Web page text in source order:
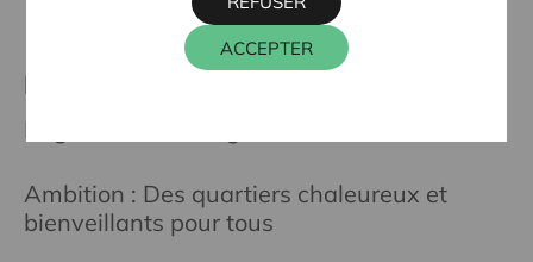
Plus de projets soutenus
Ambition : Des quartiers chaleureux et
bienveillants pour tous
ACCEPTER